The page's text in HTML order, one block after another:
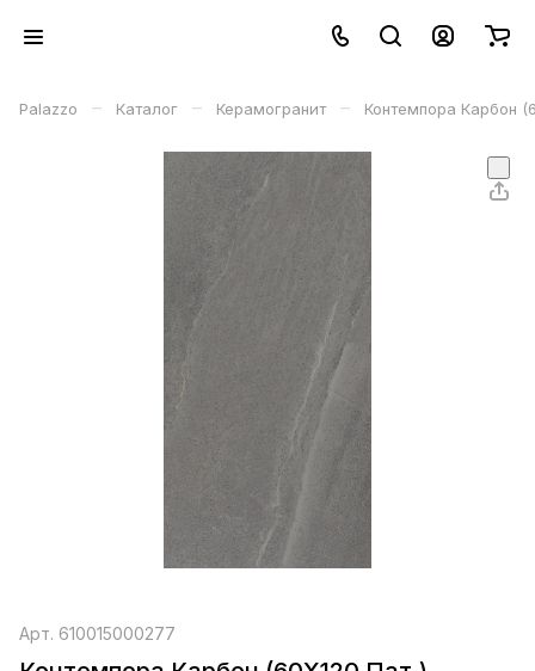
Palazzo – Каталог – Керамогранит – Контемпора Карбон
Арт. 610015000277